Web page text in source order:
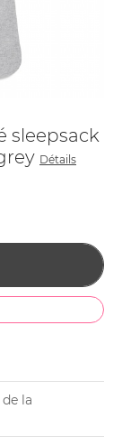
sleepsack
Détails
la